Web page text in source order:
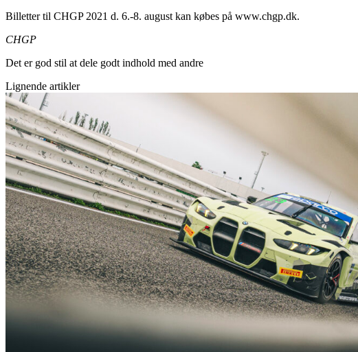
Billetter til CHGP 2021 d. 6.-8. august kan købes på www.chgp.dk.
CHGP
Det er god stil at dele godt indhold med andre
Lignende artikler